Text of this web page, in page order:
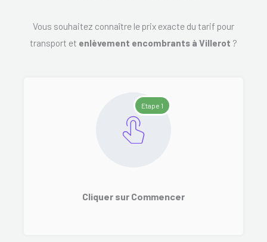
Vous souhaitez connaître le prix exacte du tarif pour
transport et enlèvement encombrants à Villerot ?
Etape 1
Cliquer sur Commencer